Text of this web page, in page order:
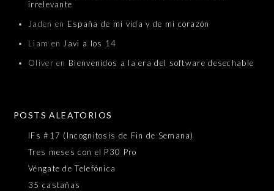
irrelevante
Jaden en España de mi vida y de mi corazón
Liam en Javi a los 14
Oliver en Bienvenidos a la era del software desechable
POSTS ALEATORIOS
IFs #17 (Incognitosis de Fin de Semana)
Tres meses con el P30 Pro
Véngate de Telefónica
35 castañas